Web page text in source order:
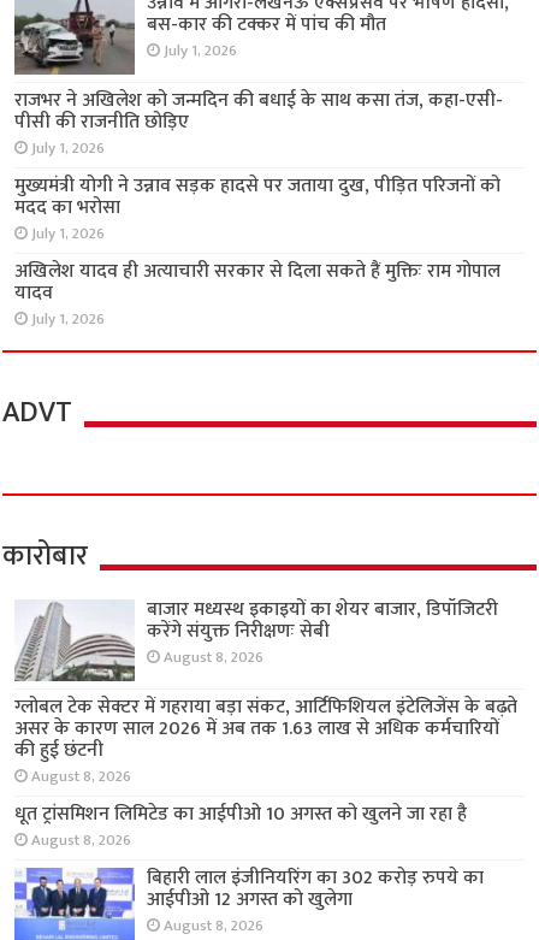
बस-कार की टक्कर में पांच की मौत
July 1, 2026
राजभर ने अखिलेश को जन्मदिन की बधाई के साथ कसा तंज, कहा-एसी-
पीसी की राजनीति छोड़िए
July 1, 2026
मुख्यमंत्री योगी ने उन्नाव सड़क हादसे पर जताया दुख, पीड़ित परिजनों को
मदद का भरोसा
July 1, 2026
अखिलेश यादव ही अत्याचारी सरकार से दिला सकते हैं मुक्तिः राम गोपाल
यादव
July 1, 2026
ADVT
कारोबार
बाजार मध्यस्थ इकाइयों का शेयर बाजार, डिपॉजिटरी
करेंगे संयुक्त निरीक्षणः सेबी
August 8, 2026
ग्लोबल टेक सेक्टर में गहराया बड़ा संकट, आर्टिफिशियल इंटेलिजेंस के बढ़ते
असर के कारण साल 2026 में अब तक 1.63 लाख से अधिक कर्मचारियों
की हुई छंटनी
August 8, 2026
धूत ट्रांसमिशन लिमिटेड का आईपीओ 10 अगस्त को खुलने जा रहा है
August 8, 2026
बिहारी लाल इंजीनियरिंग का 302 करोड़ रुपये का
आईपीओ 12 अगस्त को खुलेगा
August 8, 2026